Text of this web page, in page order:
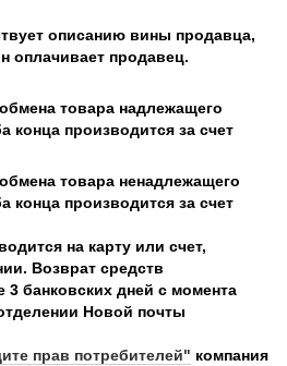
описанию вины продавца,
оплачивает продавец.
товара надлежащего
конца производится за счет
товара ненадлежащего
конца производится за счет
на карту или счет,
Возврат средств
3 банковских дней с момента
Новой почты
прав потребителей" компания